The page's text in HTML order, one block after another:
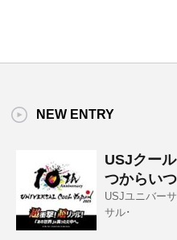
NEW ENTRY
USJクー
つからい
USJユニバー
サル･